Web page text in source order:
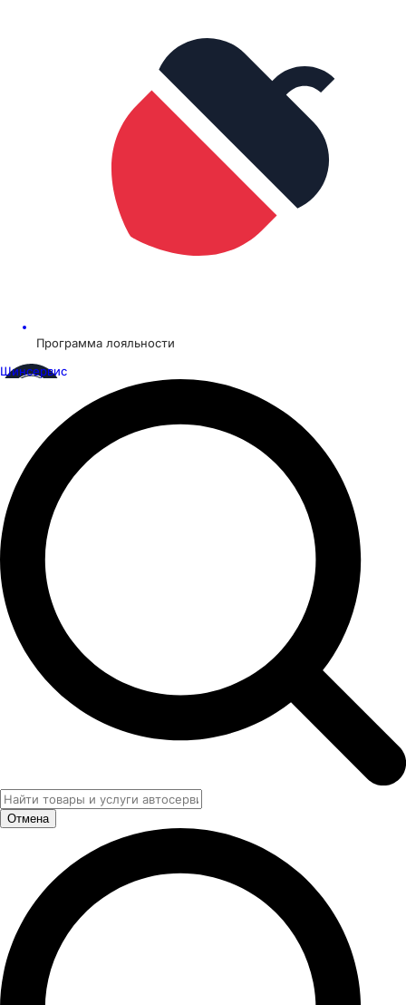
Программа лояльности
Шинсервис
Отмена